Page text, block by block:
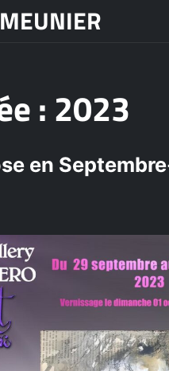
:2023
en